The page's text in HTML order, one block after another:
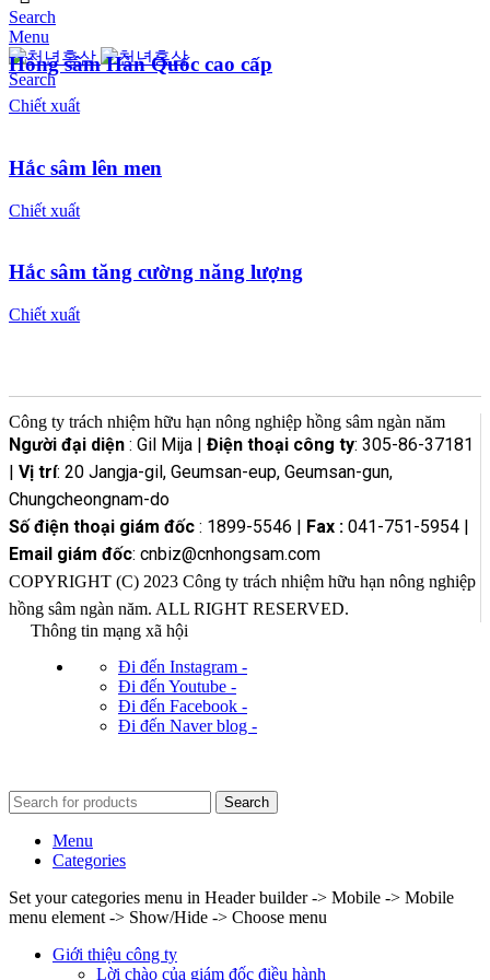
Search
Menu
Search
Hồng sâm Hàn Quốc cao cấp
Chiết xuất
Hắc sâm lên men
Chiết xuất
Hắc sâm tăng cường năng lượng
Chiết xuất
Công ty trách nhiệm hữu hạn nông nghiệp hồng sâm ngàn năm
Người đại diện : Gil Mija | Điện thoại công ty: 305-86-37181
Vị trí: 20 Jangja-gil, Geumsan-eup, Geumsan-gun,
Chungcheongnam-do
Số điện thoại giám đốc : 1899-5546 | Fax : 041-751-5954 |
Email giám đốc: cnbiz@cnhongsam.com
COPYRIGHT (C) 2023 Công ty trách nhiệm hữu hạn nông nghiệp
hồng sâm ngàn năm. ALL RIGHT RESERVED.
Thông tin mạng xã hội
Đi đến Instagram -
Đi đến Youtube -
Đi đến Facebook -
Đi đến Naver blog -
Search
Menu
Categories
Set your categories menu in Header builder -> Mobile -> Mobile
menu element -> Show/Hide -> Choose menu
Giới thiệu công ty
Lời chào của giám đốc điều hành